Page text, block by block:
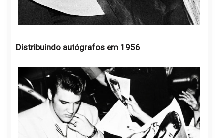
Distribuindo autógrafos em 1956